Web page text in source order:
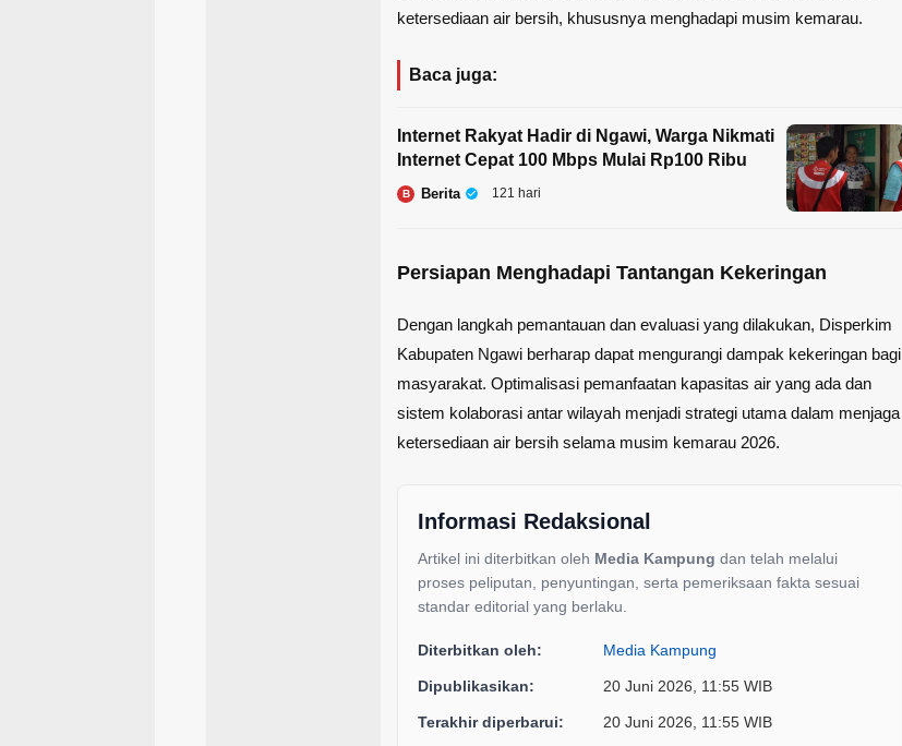
ketersediaan air bersih, khususnya menghadapi musim kemarau.
Baca juga:
Internet Rakyat Hadir di Ngawi, Warga Nikmati
Internet Cepat 100 Mbps Mulai Rp100 Ribu
B Berita 121 hari
Persiapan Menghadapi Tantangan Kekeringan
Dengan langkah pemantauan dan evaluasi yang dilakukan, Disperkim
Kabupaten Ngawi berharap dapat mengurangi dampak kekeringan bagi
masyarakat. Optimalisasi pemanfaatan kapasitas air yang ada dan
sistem kolaborasi antar wilayah menjadi strategi utama dalam menjaga
ketersediaan air bersih selama musim kemarau 2026.
Informasi Redaksional
Artikel ini diterbitkan oleh Media Kampung dan telah melalui
proses peliputan, penyuntingan, serta pemeriksaan fakta sesuai
standar editorial yang berlaku.
Diterbitkan oleh: Media Kampung
Dipublikasikan: 20 Juni 2026, 11:55 WIB
Terakhir diperbarui: 20 Juni 2026, 11:55 WIB